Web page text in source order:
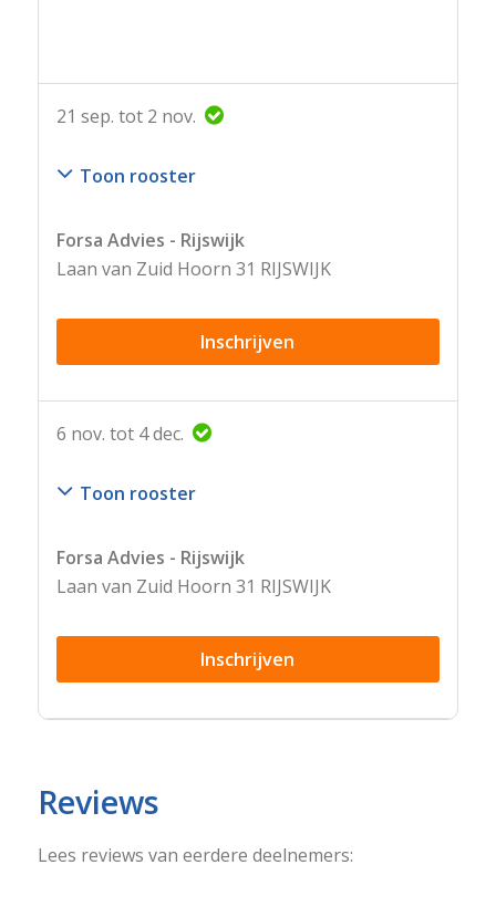
21 sep. tot 2 nov.
Toon rooster
Forsa Advies - Rijswijk
Laan van Zuid Hoorn 31 RIJSWIJK
Inschrijven
6 nov. tot 4 dec.
Toon rooster
Forsa Advies - Rijswijk
Laan van Zuid Hoorn 31 RIJSWIJK
Inschrijven
Reviews
Lees reviews van eerdere deelnemers: